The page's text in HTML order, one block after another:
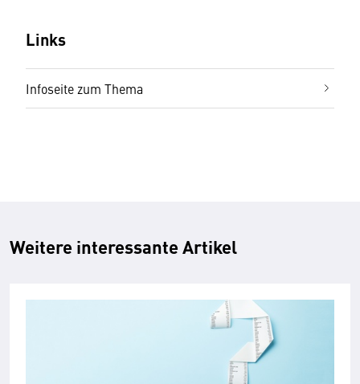
Links
Infoseite zum Thema
Weitere interessante Artikel